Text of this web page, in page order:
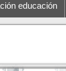
educación